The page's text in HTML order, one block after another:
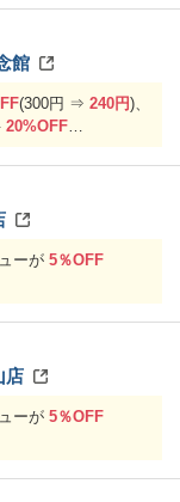
館
(300円 ⇒ 240円)、
20%OFF
ーが 5％OFF
店
ーが 5％OFF